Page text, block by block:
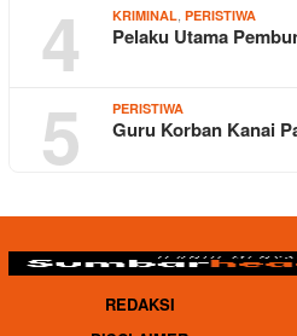
4 KRIMINAL PERISTIWA
Pelaku Utama
5 PERISTIWA
Guru Korban Kanai
REDAKSI